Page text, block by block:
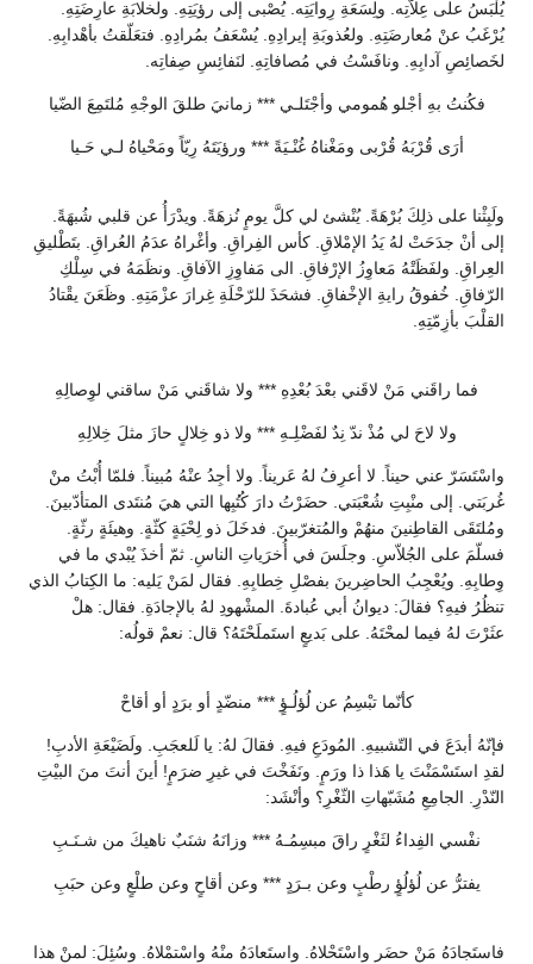
يُلْبَسُ على عِلاّتِه. ولِسَعَةِ رِوايَتِه. يُصْبى إلى رؤيَتِهِ. ولخلابَةِ عارِضَتِهِ.
يُرْغَبُ عنْ مُعارضَتِهِ. ولعُذوبَةِ إيرادِهِ. يُسْعَفُ بمُرادِهِ. فتعَلّقتُ بأهْدابِهِ.
لخَصائِصِ آدابِهِ. ونافَسْتُ في مُصافاتِهِ. لنَفائِسِ صِفاتِه.
فكُنتُ بهِ أجْلو هُمومي وأجْتَلـي *** زمانيَ طلقَ الوجْهِ مُلتَمِعَ الضّيا
أرَى قُرْبَهُ قُرْبى ومَغْناهُ غُنْـيَةً *** ورؤيَتَهُ رِيّاً ومَحْياهُ لـي حَـيا
ولَبِثْنا على ذلِكَ بُرْهَةً. يُنْشئ لي كلَّ يومٍ نُزهَةً. ويدْرَأُ عن قلبي شُبهَةً.
إلى أنْ جدَحَتْ لهُ يَدُ الإمْلاقِ. كأس الفِراقِ. وأغْراهُ عدَمُ العُراقِ. بتَطْليقِ
العِراقِ. ولفَظَتْهُ مَعاوِزُ الإرْفاقِ. الى مَفاوِزِ الآفاقِ. ونظَمَهُ في سِلْكِ
الرّفاقِ. خُفوقُ رايةِ الإخْفاقِ. فشحَذَ للرّحْلَةِ غِرارَ عزْمَتِهِ. وظَعَنَ يقْتادُ
القلْبَ بأزِمّتِهِ.
فما راقَني مَنْ لاقَني بعْدَ بُعْدِهِ *** ولا شاقَني مَنْ ساقني لوِصالِهِ
ولا لاحَ لي مُذْ ندّ نِدٌ لفَضْلِـهِ *** ولا ذو خِلالٍ حازَ مثلَ خِلالِهِ
واسْتَسَرّ عني حيناً. لا أعرِفُ لهُ عَريناً. ولا أجِدُ عنْهُ مُبيناً. فلمّا أُبْتُ منْ
غُربَتي. إلى منْبِتِ شُعْبَتي. حضَرْتُ دارَ كُتُبِها التي هيَ مُنتَدى المتأدّبينَ.
ومُلتَقَى القاطِنينَ منهُمْ والمُتغرّبينَ. فدخَلَ ذو لِحْيَةٍ كثّةٍ. وهيئَةٍ رثّةٍ.
فسلّمَ على الجُلاّسِ. وجلَسَ في أُخرَياتِ الناسِ. ثمّ أخذَ يُبْدي ما في
وِطابِهِ. ويُعْجِبُ الحاضِرينَ بفصْلِ خِطابِهِ. فقال لمَنْ يَليه: ما الكِتابُ الذي
تنظُرُ فيهِ؟ فقالَ: ديوانُ أبي عُبادةَ. المشْهودِ لهُ بالإجادَةِ. فقال: هلْ
عثَرْتَ لهُ فيما لمحْتَهُ. على بَديعٍ استَملَحْتَهُ؟ قال: نعمْ قولُه:
كأنّما تبْسِمُ عن لُؤلُـؤٍ *** منضّدٍ أو برَدٍ أو أقاحْ
فإنّهُ أبدَعَ في التّشبيهِ. المُودَعِ فيهِ. فقالَ لهُ: يا لَلعجَبِ. ولَضَيْعَةِ الأدبِ!
لقدِ استَسْمَنْتَ يا هَذا ذا ورَمٍ. ونَفَخْتَ في غيرِ ضرَمٍ! أينَ أنتَ منَ البيْتِ
النّدْرِ. الجامِعِ مُشَبّهاتِ الثّغْرِ؟ وأنْشَد:
نفْسي الفِداءُ لثَغْرٍ راقَ مبسِمُـهُ *** وزانَهُ شنَبٌ ناهيكَ من شـنَـبِ
يفترُّ عن لُؤلُؤٍ رطْبٍ وعن بـرَدٍ *** وعن أقاحٍ وعن طلْعٍ وعن حبَبِ
فاستَجادَهُ مَنْ حضَر واسْتَحْلاهُ. واستَعادَهُ منْهُ واسْتمْلاهُ. وسُئِلَ: لمنْ هذا